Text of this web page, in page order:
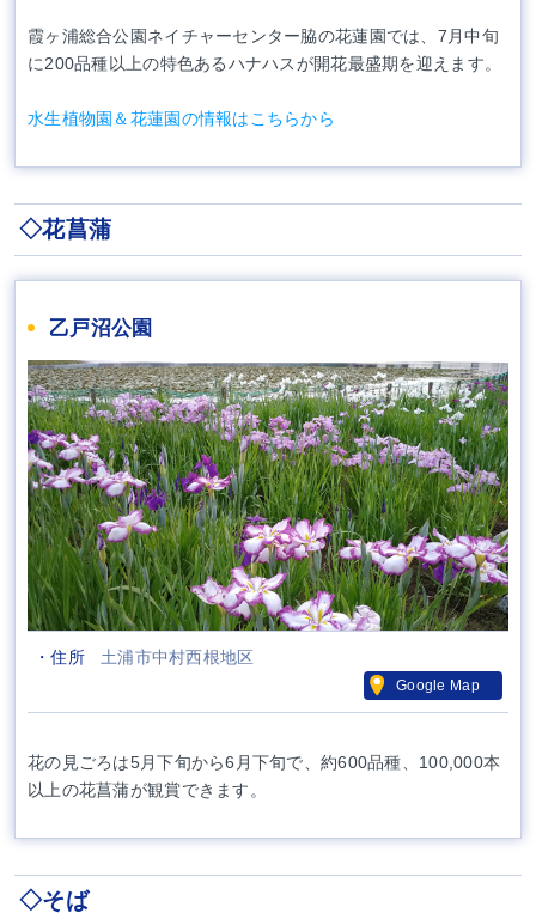
霞ヶ浦総合公園ネイチャーセンター脇の花蓮園では、7月中旬
に200品種以上の特色あるハナハスが開花最盛期を迎えます。
水生植物園＆花蓮園の情報はこちらから
◇花菖蒲
乙戸沼公園
・住所 土浦市中村西根地区
Google Map
花の見ごろは5月下旬から6月下旬で、約600品種、100,000本
以上の花菖蒲が観賞できます。
◇そば